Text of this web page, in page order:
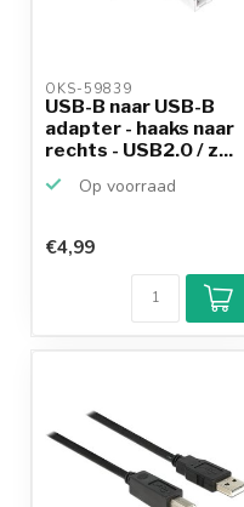
OKS-59839
USB-B naar USB-B
adapter - haaks naar
rechts - USB2.0 / z...
Op voorraad
€4,99